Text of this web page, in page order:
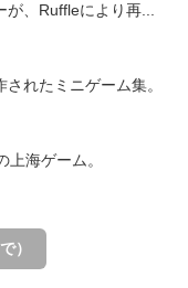
、Ruffleにより再...
れたミニゲーム集。
海ゲーム。
ジパズル。
）